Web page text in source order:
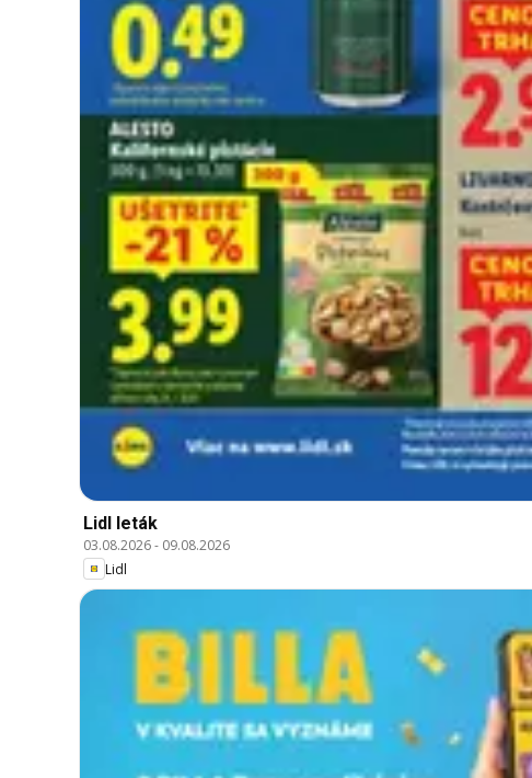
Lidl leták
03.08.2026- 09.08.2026
Lidl